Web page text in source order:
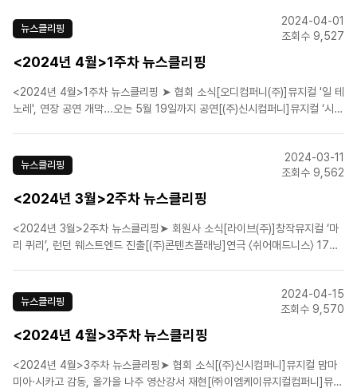
(주)]글로벌 K-뮤지컬 '마리 퀴리..
뉴스클리핑
2024-04-01
조회수 9,527
<2024년 4월>1주차 뉴스클리핑
<2024년 4월>1주차 뉴스클리핑 ➤ 협회 소식[오디컴퍼니(주)]뮤지컬 '일 테
노레', 연장 공연 개막...오는 5월 19일까지 공연[(주)신시컴퍼니]뮤지컬 ‘시카
켄슈타인’ 10주년 기념공연...
뉴스클리핑
2024-03-11
조회수 9,562
<2024년 3월>2주차 뉴스클리핑
<2024년 3월>2주차 뉴스클리핑➤ 회원사 소식[라이브(주)]창작뮤지컬 ‘마
리 퀴리’, 런던 웨스트엔드 진출[(주)콘텐츠플래닝]연극 〈쉬어매드니스〉 17차
고, 시체 관극 주도…믿었던 뮤덕의 배신..
뉴스클리핑
2024-04-15
조회수 9,570
<2024년 4월>3주차 뉴스클리핑
<2024년 4월>3주차 뉴스클리핑➤ 협회 소식[(주)신시컴퍼니]뮤지컬 맘마
미아·시카고 감동, 올가을 나주 영산강서 재현[㈜이엠케이뮤지컬컴퍼니]뮤지